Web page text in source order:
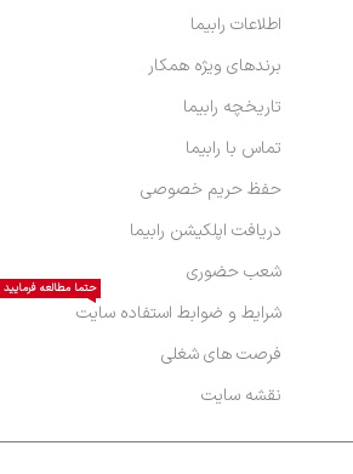
اطلاعات رابیما
برندهای ویژه همکار
تاریخچه رابیما
تماس با رابیما
حفظ حریم خصوصی
دریافت اپلکیشن رابیما
شعب حضوری
شرایط و ضوابط استفاده سایت
حتما مطالعه فرمایید
فرصت های شغلی
نقشه سایت